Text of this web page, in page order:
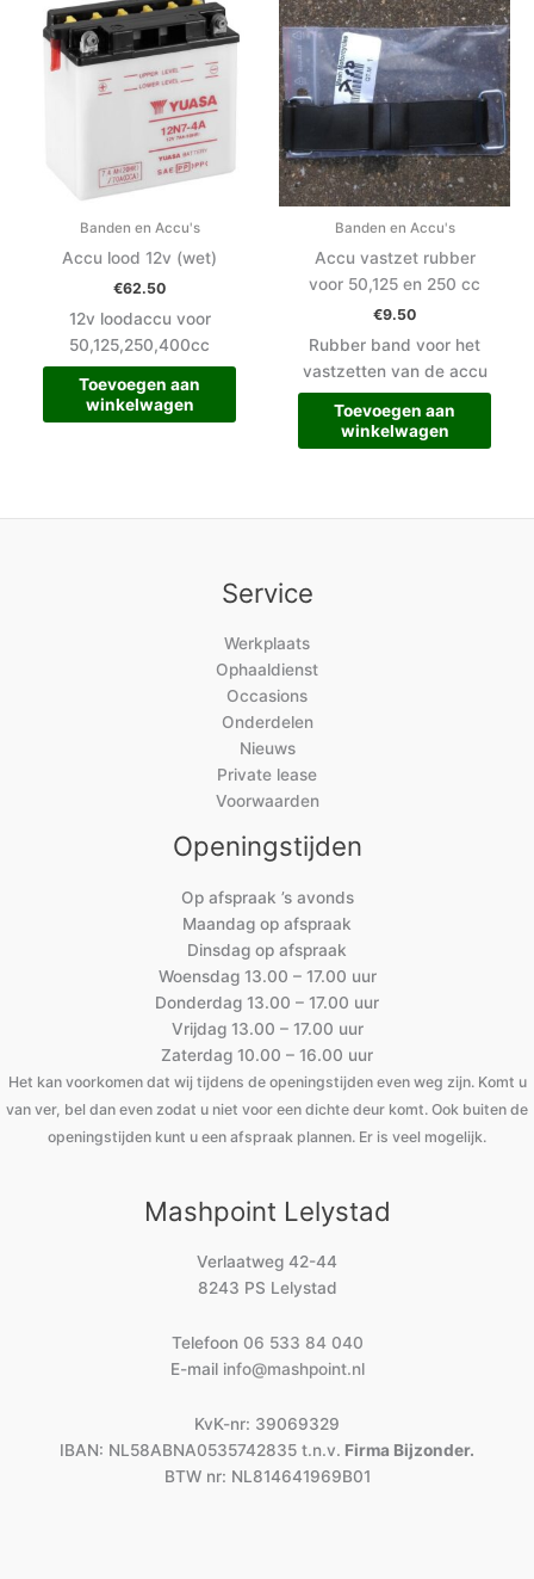
Banden en Accu's
Accu lood 12v (wet)
€62.50
12v loodaccu voor
50,125,250,400cc
Toevoegen aan
winkelwagen
Banden en Accu's
Accu vastzet rubber
voor 50,125 en 250 cc
€9.50
Rubber band voor het
vastzetten van de accu
Toevoegen aan
winkelwagen
Service
Werkplaats
Ophaaldienst
Occasions
Onderdelen
Nieuws
Private lease
Voorwaarden
Openingstijden
Op afspraak ’s avonds
Maandag op afspraak
Dinsdag op afspraak
Woensdag 13.00 – 17.00 uur
Donderdag 13.00 – 17.00 uur
Vrijdag 13.00 – 17.00 uur
Zaterdag 10.00 – 16.00 uur
Het kan voorkomen dat wij tijdens de openingstijden even weg zijn. Komt u
van ver, bel dan even zodat u niet voor een dichte deur komt. Ook buiten de
openingstijden kunt u een afspraak plannen. Er is veel mogelijk.
Mashpoint Lelystad
Verlaatweg 42-44
8243 PS Lelystad
Telefoon 06 533 84 040
E-mail info@mashpoint.nl
KvK-nr: 39069329
IBAN: NL58ABNA0535742835 t.n.v. Firma Bijzonder.
BTW nr: NL814641969B01